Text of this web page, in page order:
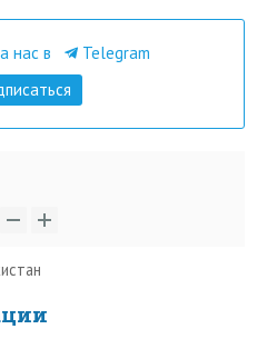
нас в
Telegram